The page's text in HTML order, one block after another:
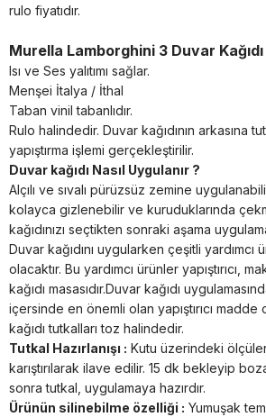
rulo fiyatıdır.
Murella Lamborghini 3 Duvar
Isı ve Ses yalıtımı sağlar.
Menşei İtalya / İthal
Taban vinil tabanlıdır.
Rulo halindedir. Duvar kağıdının arkasına
yapıştırma işlemi gerçekleştirilir.
Duvar kağıdı Nasıl Uygulanır ?
Alçılı ve sıvalı pürüzsüz zemine
kolayca gizlenebilir ve kuruduklarında
kağıdınızı seçtikten sonraki aşama
Duvar kağıdını uygularken çeşitli yardımcı
olacaktır. Bu yardımcı ürünler yapıştırıcı,
kağıdı masasıdır.Duvar kağıdı
içersinde en önemli olan yapıştırıcı madde
kağıdı tutkalları toz halindedir.
Tutkal Hazırlanışı : Kutu üzerindeki
karıştırılarak ilave edilir. 15 dk bekleyip
sonra tutkal, uygulamaya hazırdır.
Ürünün silinebilme özelliği : Yumuşak